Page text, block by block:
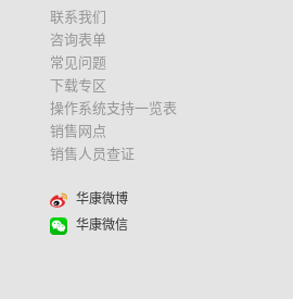
联系我们
咨询表单
常见问题
下载专区
操作系统支持一览表
销售网点
销售人员查证
华康微博
华康微信